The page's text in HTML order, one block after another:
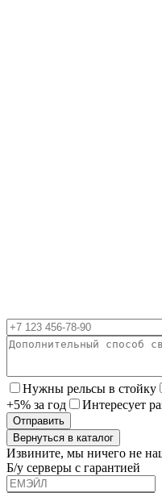
Нужны рельсы в стойку
+5% за год
Интересует
Вернуться в каталог
Извините, мы ничего не
Б/у серверы с гарантией